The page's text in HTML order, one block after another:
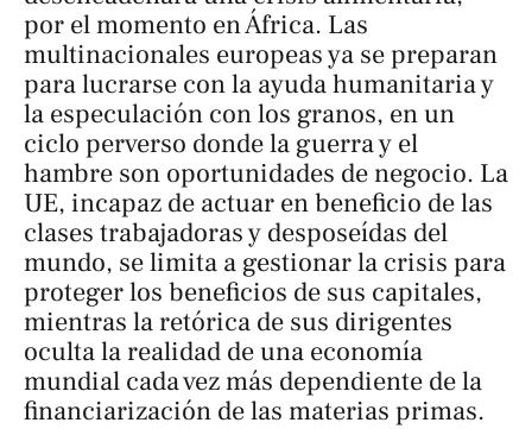
por el momento en África. Las
multinacionales europeas ya se preparan
para lucrarse con la ayuda humanitaria y
la especulación con los granos, en un
ciclo perverso donde la guerra y el
hambre son oportunidades de negocio. La
UE, incapaz de actuar en beneficio de las
clases trabajadoras y desposeídas del
mundo, se limita a gestionar la crisis para
proteger los beneficios de sus capitales,
mientras la retórica de sus dirigentes
oculta la realidad de una economía
mundial cada vez más dependiente de la
financiarización de las materias primas.